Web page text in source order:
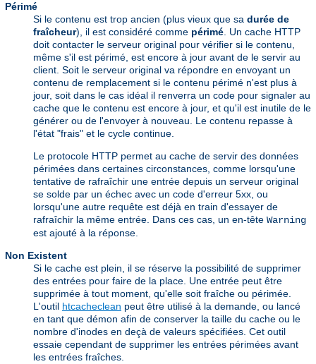
Périmé
Si le contenu est trop ancien (plus vieux que sa durée de
fraîcheur), il est considéré comme périmé. Un cache HTTP
doit contacter le serveur original pour vérifier si le contenu,
même s'il est périmé, est encore à jour avant de le servir au
client. Soit le serveur original va répondre en envoyant un
contenu de remplacement si le contenu périmé n'est plus à
jour, soit dans le cas idéal il renverra un code pour signaler au
cache que le contenu est encore à jour, et qu'il est inutile de le
générer ou de l'envoyer à nouveau. Le contenu repasse à
l'état "frais" et le cycle continue.
Le protocole HTTP permet au cache de servir des données
périmées dans certaines circonstances, comme lorsqu'une
tentative de rafraîchir une entrée depuis un serveur original
se solde par un échec avec un code d'erreur 5xx, ou
lorsqu'une autre requête est déjà en train d'essayer de
rafraîchir la même entrée. Dans ces cas, un en-tête Warning
est ajouté à la réponse.
Non Existent
Si le cache est plein, il se réserve la possibilité de supprimer
des entrées pour faire de la place. Une entrée peut être
supprimée à tout moment, qu'elle soit fraîche ou périmée.
L'outil htcacheclean peut être utilisé à la demande, ou lancé
en tant que démon afin de conserver la taille du cache ou le
nombre d'inodes en deçà de valeurs spécifiées. Cet outil
essaie cependant de supprimer les entrées périmées avant
les entrées fraîches.